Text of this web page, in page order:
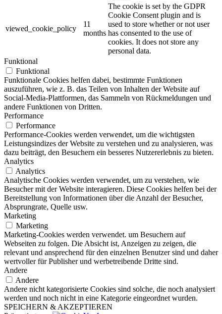
viewed_cookie_policy
11
months
The cookie is set by the GDPR
Cookie Consent plugin and is
used to store whether or not user
has consented to the use of
cookies. It does not store any
personal data.
Funktional
Funktional
Funktionale Cookies helfen dabei, bestimmte Funktionen
auszuführen, wie z. B. das Teilen von Inhalten der Website auf
Social-Media-Plattformen, das Sammeln von Rückmeldungen und
andere Funktionen von Dritten.
Performance
Performance
Performance-Cookies werden verwendet, um die wichtigsten
Leistungsindizes der Website zu verstehen und zu analysieren, was
dazu beiträgt, den Besuchern ein besseres Nutzererlebnis zu bieten.
Analytics
Analytics
Analytische Cookies werden verwendet, um zu verstehen, wie
Besucher mit der Website interagieren. Diese Cookies helfen bei der
Bereitstellung von Informationen über die Anzahl der Besucher,
Absprungrate, Quelle usw.
Marketing
Marketing
Marketing-Cookies werden verwendet. um Besuchern auf
Webseiten zu folgen. Die Absicht ist, Anzeigen zu zeigen, die
relevant und ansprechend für den einzelnen Benutzer sind und daher
wertvoller für Publisher und werbetreibende Dritte sind.
Andere
Andere
Andere nicht kategorisierte Cookies sind solche, die noch analysiert
werden und noch nicht in eine Kategorie eingeordnet wurden.
SPEICHERN & AKZEPTIEREN